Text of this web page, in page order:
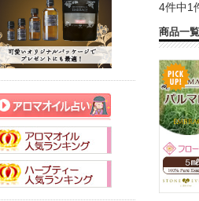
4件中1
商品一覧